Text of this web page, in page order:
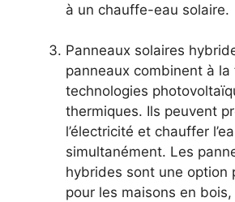
à‌ un chauffe-eau solaire.
Panneaux solaires
panneaux combinent à la
technologies
‍thermiques. Ils⁢ peuvent
l’électricité et chauffer
simultanément. ​Les
hybrides sont une option‍
pour les maisons en bois,